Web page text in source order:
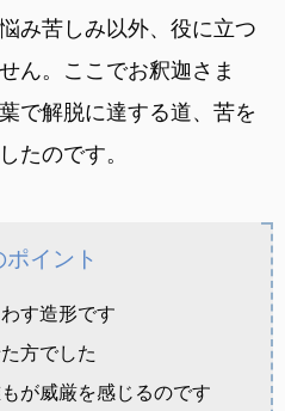
み苦しみ以外、役に立つ
ん。ここでお釈迦さま
で解脱に達する道、苦を
たのです。
イント
す造形です
方でした
が威厳を感じるのです